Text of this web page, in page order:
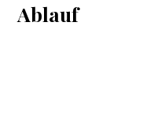
Ablauf